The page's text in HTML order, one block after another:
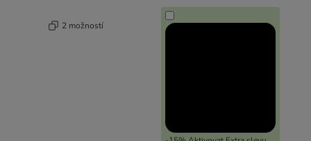
2 možností